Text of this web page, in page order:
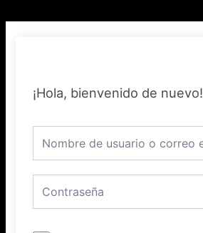
¡Hola, bienvenido de nuevo!